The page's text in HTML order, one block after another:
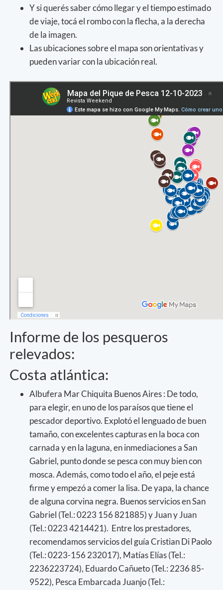
Y si querés saber cómo llegar y el tiempo estimado
de viaje, tocá el rombo con la flecha, a la derecha
de la imagen.
Las ubicaciones sobre el mapa son orientativas y
pueden variar con la ubicación real.
Informe de los pesqueros
relevados:
Costa atlántica:
Albufera Mar Chiquita Buenos Aires : De todo,
para elegir, en uno de los paraísos que tiene el
pescador deportivo. Explotó el lenguado de buen
tamaño, con excelentes capturas en la boca con
carnada y en la laguna, en inmediaciones a San
Gabriel, punto donde se pesca con muy bien con
mosca. Además, como todo el año, el peje está
firme y empezó a comer la lisa. De yapa, la chance
de alguna corvina negra. Buenos servicios en San
Gabriel (Tel.: 0223 156 821885) y Juan y Juan
(Tel.: 0223 4214421). Entre los prestadores,
recomendamos servicios del guía Cristian Di Paolo
(Tel.: 0223-156 232017), Matías Elías (Tel.:
2236223724), Eduardo Cañueto (Tel.: 2236 85-
9522), Pesca Embarcada Juanjo (Tel.: